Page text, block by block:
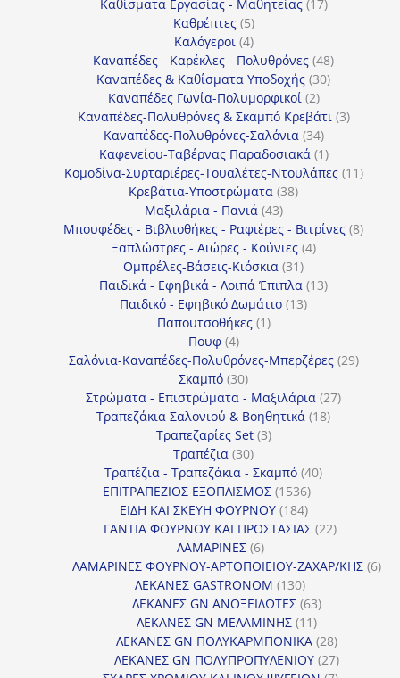
Καθίσματα Εργασίας - Μαθητείας 17
Καθρέπτες 55
προϊόντα
Καλόγεροι 44
προϊόντα
Καναπέδες - Καρέκλες - Πολυθρόνες 4848
προϊόντα
Καναπέδες & Καθίσματα Υποδοχής 3030
Καναπέδες Γωνία-Πολυμορφικοί 22
προϊόντα
Καναπέδες-Πολυθρόνες & Σκαμπό Κρεβάτι 33
Καναπέδες-Πολυθρόνες-Σαλόνια 3434
προϊόντα
Καφενείου-Ταβέρνας Παραδοσιακά 11
προϊόν
Κομοδίνα-Συρταριέρες-Τουαλέτες-Ντουλάπες 1111
Κρεβάτια-Υποστρώματα 3838
Μαξιλάρια - Πανιά 4343
προϊόντα
Μπουφέδες - Βιβλιοθήκες - Ραφιέρες - Βιτρίνες 88
Ξαπλώστρες - Αιώρες - Κούνιες 44
Ομπρέλες-Βάσεις-Κιόσκια 3131
προϊόντα
Παιδικά - Εφηβικά - Λοιπά Έπιπλα 1313
Παιδικό - Εφηβικό Δωμάτιο 1313
Παπουτσοθήκες 11
Πουφ 44
προϊόντα
Σαλόνια-Καναπέδες-Πολυθρόνες-Μπερζέρες 2929
Σκαμπό 3030
προϊόντα
Στρώματα - Επιστρώματα - Μαξιλάρια 2727
Τραπεζάκια Σαλονιού & Βοηθητικά 1818
Τραπεζαρίες Set 33
Τραπέζια 3030
προϊόντα
Τραπέζια - Τραπεζάκια - Σκαμπό 4040
ΕΠΙΤΡΑΠΕΖΙΟΣ ΕΞΟΠΛΙΣΜΟΣ 15361536
προϊόντα
ΕΙΔΗ ΚΑΙ ΣΚΕΥΗ ΦΟΥΡΝΟΥ 184184
προϊόντα
ΓΑΝΤΙΑ ΦΟΥΡΝΟΥ ΚΑΙ ΠΡΟΣΤΑΣΙΑΣ 2222
ΛΑΜΑΡΙΝΕΣ 66
προϊόντα
ΛΑΜΑΡΙΝΕΣ ΦΟΥΡΝΟΥ-ΑΡΤΟΠΟΙΕΙΟΥ-ΖΑΧΑΡ/ΚΗΣ 66
ΛΕΚΑΝΕΣ GASTRONOM 130130
προϊόντα
ΛΕΚΑΝΕΣ GN ΑΝΟΞΕΙΔΩΤΕΣ 6363
ΛΕΚΑΝΕΣ GN ΜΕΛΑΜΙΝΗΣ 1111
προϊόντα
ΛΕΚΑΝΕΣ GN ΠΟΛΥΚΑΡΜΠΟΝΙΚΑ 2828
προϊόντα
ΛΕΚΑΝΕΣ GN ΠΟΛΥΠΡΟΠΥΛΕΝΙΟΥ 2727